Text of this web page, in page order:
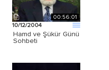
00:56:01
10/12/2004
Hamd ve Şükür Günü
Sohbeti